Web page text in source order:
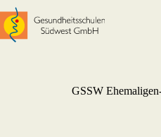
Zum
Inhalt
springen
GSSW